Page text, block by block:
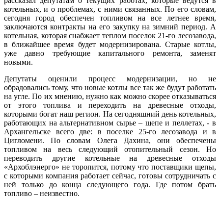
котельных, и о проблемах, с ними связанных. По его словам,
сегодня город обеспечен топливом на все летнее время,
заключаются контракты на его закупку на зимний период. А
котельная, которая снабжает теплом поселок 21-го лесозавода,
в ближайшее время будет модернизирована. Старые котлы,
уже давно требующие капитального ремонта, заменят
новыми.
Депутаты оценили процесс модернизации, но не
обрадовались тому, что новые котлы все так же будут работать
на угле. По их мнению, нужно как можно скорее отказываться
от этого топлива и переходить на древесные отходы,
которыми богат наш регион. На сегодняшний день котельных,
работающих на альтернативном сырье – щепе и пеллетах, - в
Архангельске всего две: в поселке 25-го лесозавода и в
Цигломени. По словам Олега Дахина, они обеспечены
топливом на весь следующий отопительный сезон. Но
переводить другие котельные на древесные отходы
«Архоблэнерго» не торопится, потому что поставщики щепы,
с которыми компания работает сейчас, готовы сотрудничать с
ней только до конца следующего года. Где потом брать
топливо – неизвестно.